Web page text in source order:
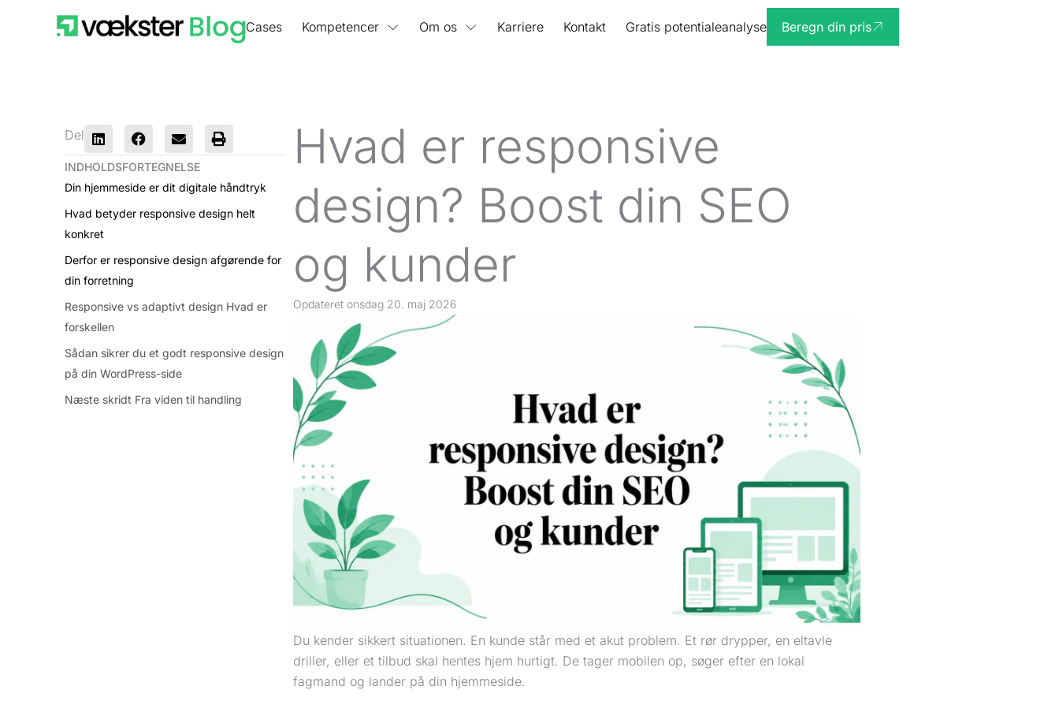
Cases Kompetencer Om os Karriere Kontakt Gratis potentialeanalyse Beregn din pris
Del
INDHOLDSFORTEGNELSE
Din hjemmeside er dit digitale håndtryk
Hvad betyder responsive design helt
konkret
Derfor er responsive design afgørende for
din forretning
Responsive vs adaptivt design Hvad er
forskellen
Sådan sikrer du et godt responsive design
på din WordPress-side
Næste skridt Fra viden til handling
Hvad er responsive
design? Boost din SEO
og kunder
Opdateret onsdag 20. maj 2026
Du kender sikkert situationen. En kunde står med et akut problem. Et rør drypper, en eltavle
driller, eller et tilbud skal hentes hjem hurtigt. De tager mobilen op, søger efter en lokal
fagmand og lander på din hjemmeside.